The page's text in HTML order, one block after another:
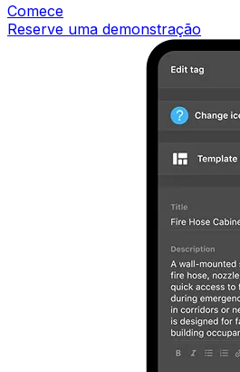
Comece
Reserve uma demonstração